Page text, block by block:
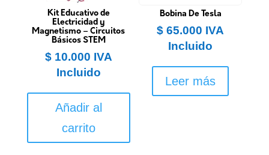
Kit Educativo de
Electricidad y
Magnetismo – Circuitos
Básicos STEM
$10.000 IVA
Incluido
Añadir al
carrito
Bobina De Tesla
$ 65.000 IVA
Incluido
Leer más